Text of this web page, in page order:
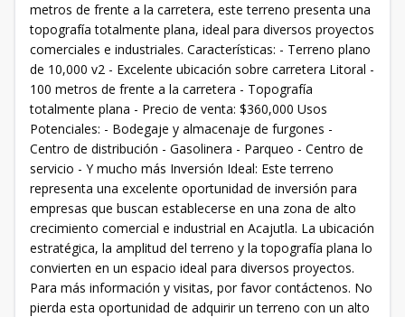
metros de frente a la carretera, este terreno presenta una
topografía totalmente plana, ideal para diversos proyectos
comerciales e industriales. Características: - Terreno plano
de 10,000 v2 - Excelente ubicación sobre carretera Litoral -
100 metros de frente a la carretera - Topografía
totalmente plana - Precio de venta: $360,000 Usos
Potenciales: - Bodegaje y almacenaje de furgones -
Centro de distribución - Gasolinera - Parqueo - Centro de
servicio - Y mucho más Inversión Ideal: Este terreno
representa una excelente oportunidad de inversión para
empresas que buscan establecerse en una zona de alto
crecimiento comercial e industrial en Acajutla. La ubicación
estratégica, la amplitud del terreno y la topografía plana lo
convierten en un espacio ideal para diversos proyectos.
Para más información y visitas, por favor contáctenos. No
pierda esta oportunidad de adquirir un terreno con un alto